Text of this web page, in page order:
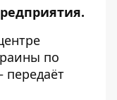
по
передаёт